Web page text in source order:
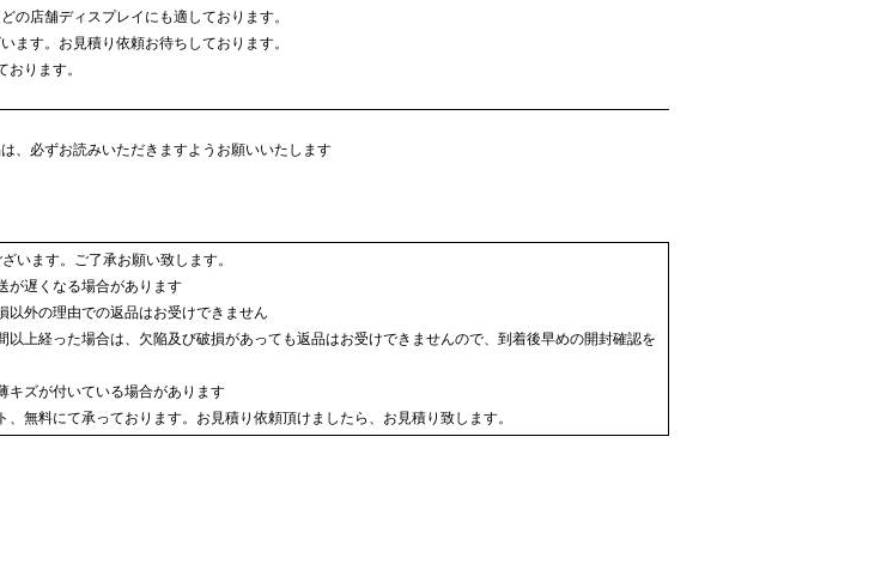
の店舗ディスプレイにも適しております。
ます。お見積り依頼お待ちしております。
ります。
、必ずお読みいただきますようお願いいたします
います。ご了承お願い致します。
が遅くなる場合があります
以外の理由での返品はお受けできません
以上経った場合は、欠陥及び破損があっても返品はお受けできませんので、到着後早めの開封確認を
キズが付いている場合があります
、無料にて承っております。お見積り依頼頂けましたら、お見積り致します。